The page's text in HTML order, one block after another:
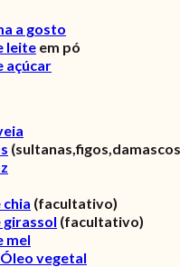
a gosto
leite em pó
açúcar
(facultativo)
girassol (facultativo)
mel
Óleo vegetal